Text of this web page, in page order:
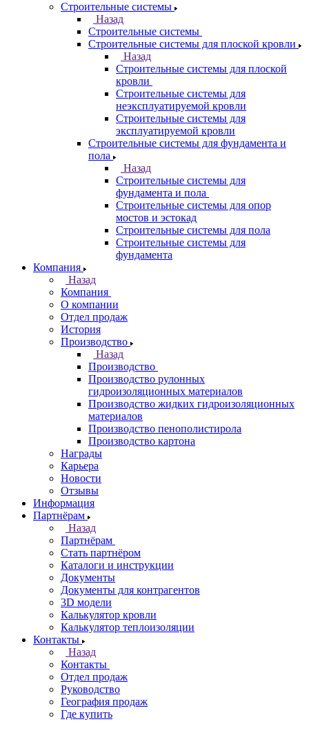
Строительные системы
Назад
Строительные системы
Строительные системы для плоской кровли
Назад
Строительные системы для плоской
кровли
Строительные системы для
неэксплуатируемой кровли
Строительные системы для
эксплуатируемой кровли
Строительные системы для фундамента и
пола
Назад
Строительные системы для
фундамента и пола
Строительные системы для опор
мостов и эстокад
Строительные системы для пола
Строительные системы для
фундамента
Компания
Назад
Компания
О компании
Отдел продаж
История
Производство
Назад
Производство
Производство рулонных
гидроизоляционных материалов
Производство жидких гидроизоляционных
материалов
Производство пенополистирола
Производство картона
Награды
Карьера
Новости
Отзывы
Информация
Партнёрам
Назад
Партнёрам
Стать партнёром
Каталоги и инструкции
Документы
Документы для контрагентов
3D модели
Калькулятор кровли
Калькулятор теплоизоляции
Контакты
Назад
Контакты
Отдел продаж
Руководство
География продаж
Где купить